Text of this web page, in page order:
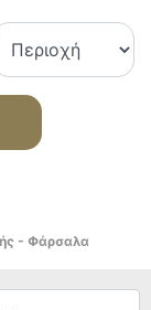
- Φάρσαλα